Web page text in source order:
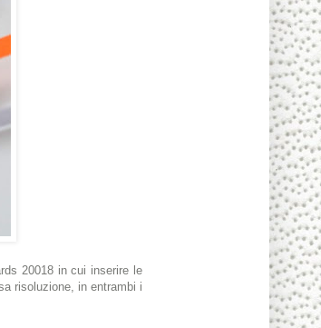
20018 in cui inserire le
risoluzione, in entrambi i